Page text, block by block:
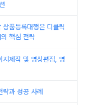
품등록대행은 디클릭
핵심 전략
지제작 및 영상편집, 영
과 성공 사례